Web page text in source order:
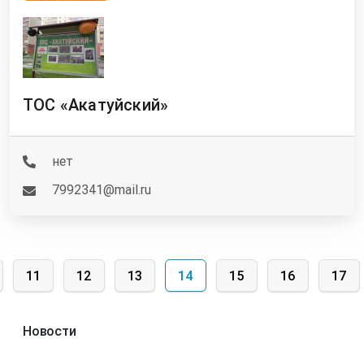
ТОС «Акатуйский»
нет
7992341@mail.ru
Нумерация страниц
Page
11 Page
12 Page
13 Текущая страница
14 Page
15 Page
16 Page
17
Новости